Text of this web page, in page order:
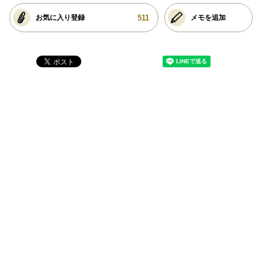
お気に入り登録 511 メモを追加